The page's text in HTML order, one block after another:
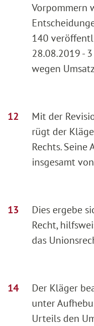
Vorpommern
140
28.08.2019 -
wegen
Mit der
rügt der
Rechts.
insgesamt
Dies ergebe
Recht,
das
Der Kläger
unter
Urteils den